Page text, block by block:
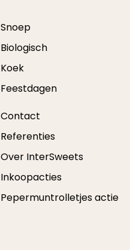
Snoep
Biologisch
Koek
Feestdagen
Contact
Referenties
Over InterSweets
Inkoopacties
Pepermuntrolletjes actie